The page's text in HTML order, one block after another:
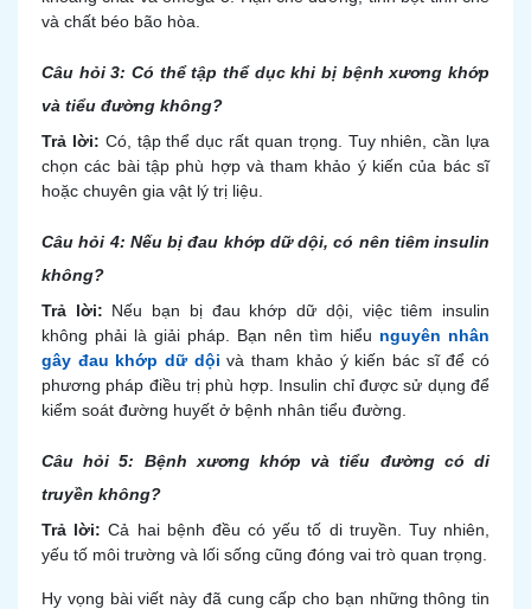
và chất béo bão hòa.
Câu hỏi 3: Có thể tập thể dục khi bị bệnh xương khớp
và tiểu đường không?
Trả lời: Có, tập thể dục rất quan trọng. Tuy nhiên, cần lựa
chọn các bài tập phù hợp và tham khảo ý kiến của bác sĩ
hoặc chuyên gia vật lý trị liệu.
Câu hỏi 4: Nếu bị đau khớp dữ dội, có nên tiêm insulin
không?
Trả lời: Nếu bạn bị đau khớp dữ dội, việc tiêm insulin
không phải là giải pháp. Bạn nên tìm hiểu nguyên nhân
gây đau khớp dữ dội và tham khảo ý kiến bác sĩ để có
phương pháp điều trị phù hợp. Insulin chỉ được sử dụng để
kiểm soát đường huyết ở bệnh nhân tiểu đường.
Câu hỏi 5: Bệnh xương khớp và tiểu đường có di
truyền không?
Trả lời:Cả hai bệnh đều có yếu tố di truyền. Tuy nhiên,
yếu tố môi trường và lối sống cũng đóng vai trò quan trọng.
Hy vọng bài viết này đã cung cấp cho bạn những thông tin